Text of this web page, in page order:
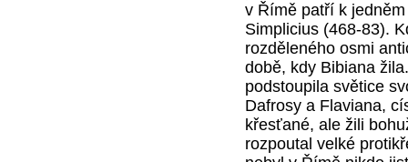
v Římě patří k
Simplicius (468-83).
rozděleného osmi
době, kdy Bibiana
podstoupila světice
Dafrosy a Flaviana,
křesťané, ale žili
rozpoutal velké